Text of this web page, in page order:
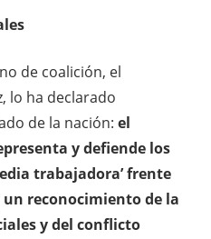
de coalición, el
lo ha declarado
de la nación: el
y defiende los
trabajadora’ frente
un reconocimiento de la
y del conflicto